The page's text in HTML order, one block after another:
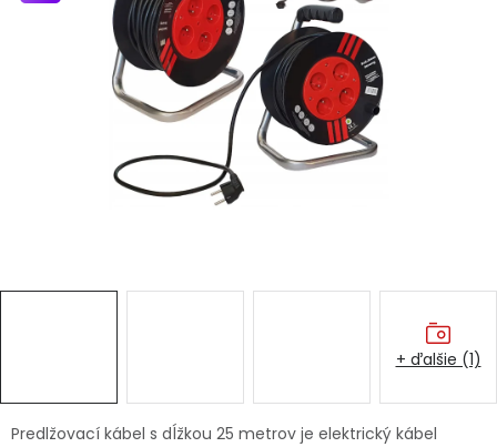
Domácnosť
Ochranné pracovné pomôcky
Servis náradia Hodnotenie obchodu
Predlžovací kábel s dĺžkou 25 metrov je elektrický kábel
+ ďalšie (1)